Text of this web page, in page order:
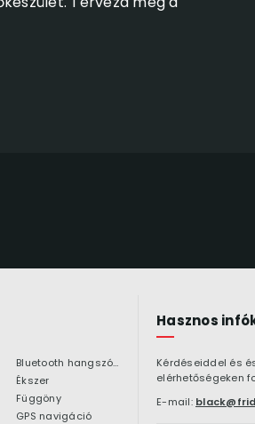
Bluetooth hangszóró
Ékszer
Függöny
GPS navigáció
Hasznos
Kérdéseiddel és
elérhetőségeken
E-mail: